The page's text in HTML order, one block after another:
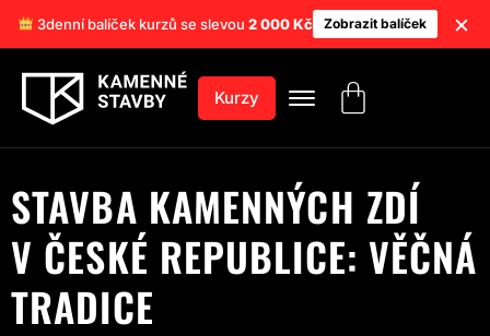
3denní balíček kurzů se slevou 2 000 Kč Zobrazit balíček ×
Kurzy
STAVBA KAMENNÝCH ZDÍ
V ČESKÉ REPUBLICE: VĚČNÁ
TRADICE